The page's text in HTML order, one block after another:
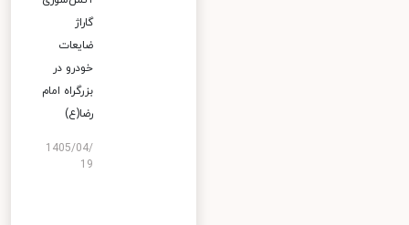
گاراژ
ضایعات
خودرو در
بزرگراه امام
رضا(ع)
1405/04/
19